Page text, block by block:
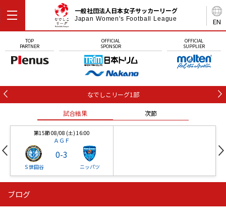
EN
一般社団法人日本女子サッカーリーグ
Japan Women's Football League
TOP
PARTNER
OFFICIAL
SPONSOR
OFFICIAL
SUPPLIER
なでしこリーグ1部
試合結果 次節
第15節 08/08 (土) 16:00
ＡＧＦ
Ｓ世田谷
0-3
ニッパツ
ニッパツ 石人の星
ブログ